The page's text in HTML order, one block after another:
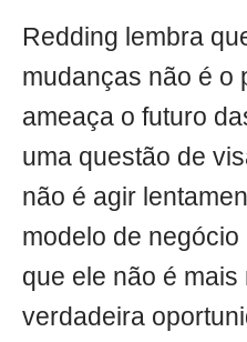
Redding lembra
mudanças não é o
ameaça o futuro
uma questão de
não é agir
modelo de
que ele não é mais
verdadeira